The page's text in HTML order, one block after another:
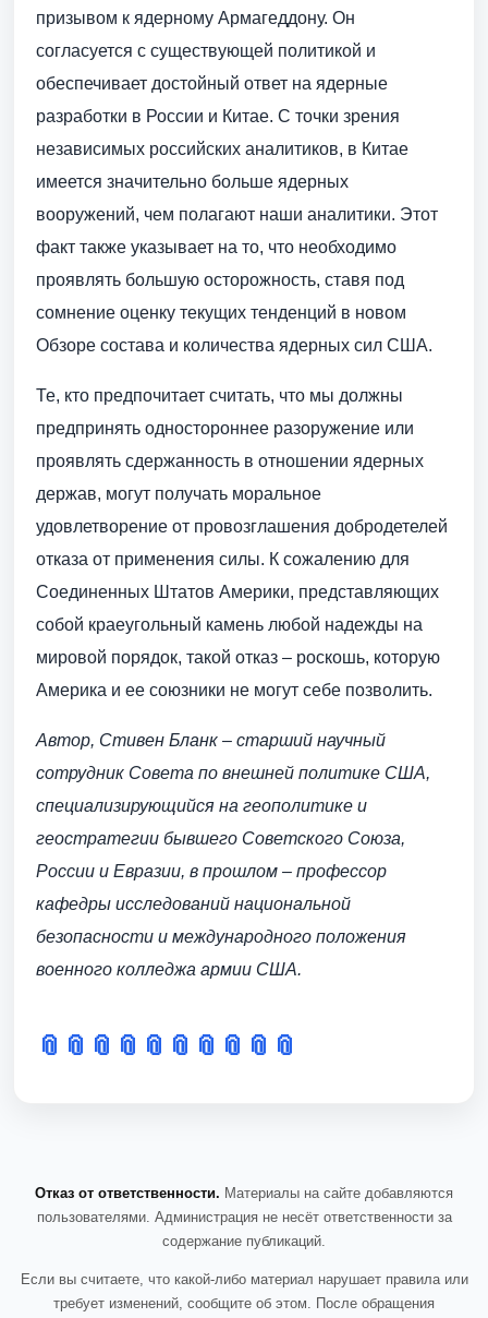
призывом к ядерному Армагеддону. Он
согласуется с существующей политикой и
обеспечивает достойный ответ на ядерные
разработки в России и Китае. С точки зрения
независимых российских аналитиков, в Китае
имеется значительно больше ядерных
вооружений, чем полагают наши аналитики. Этот
факт также указывает на то, что необходимо
проявлять большую осторожность, ставя под
сомнение оценку текущих тенденций в новом
Обзоре состава и количества ядерных сил США.
Те, кто предпочитает считать, что мы должны
предпринять одностороннее разоружение или
проявлять сдержанность в отношении ядерных
держав, могут получать моральное
удовлетворение от провозглашения добродетелей
отказа от применения силы. К сожалению для
Соединенных Штатов Америки, представляющих
собой краеугольный камень любой надежды на
мировой порядок, такой отказ – роскошь, которую
Америка и ее союзники не могут себе позволить.
Автор, Стивен Бланк – старший научный
сотрудник Совета по внешней политике США,
специализирующийся на геополитике и
геостратегии бывшего Советского Союза,
России и Евразии, в прошлом – профессор
кафедры исследований национальной
безопасности и международного положения
военного колледжа армии США.
📎 📎 📎 📎 📎 📎 📎 📎 📎 📎
Отказ от ответственности. Материалы на сайте добавляются
пользователями. Администрация не несёт ответственности за
содержание публикаций.
Если вы считаете, что какой-либо материал нарушает правила или
требует изменений, сообщите об этом. После обращения